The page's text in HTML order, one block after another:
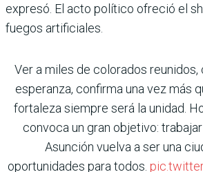
expresó. El acto político ofreció el
fuegos artificiales.
Ver a miles de colorados
esperanza, confirma una vez más
fortaleza siempre será la unidad.
convoca un gran objetivo:
Asunción vuelva a ser una
oportunidades para todos.